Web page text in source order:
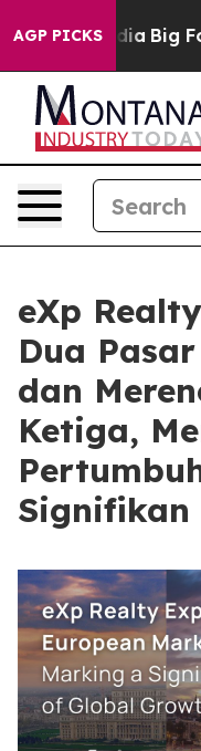
AGP PICKS
Media Big Food vs.
eXp
Dua
dan
Ketiga,
Signifikan